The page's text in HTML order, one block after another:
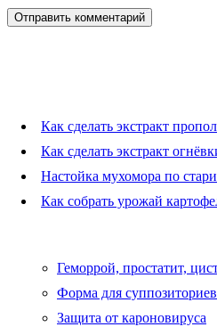
Как сделать экстракт
Как сделать экстракт
Настойка мухомора по
Как собрать урожай
Геморрой, простатит,
Форма для
Защита от кароновируса